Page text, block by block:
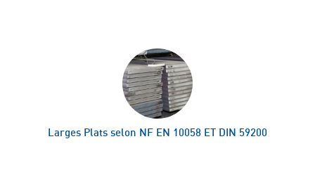
Larges Plats selon NF EN 10058 ET DIN 59200